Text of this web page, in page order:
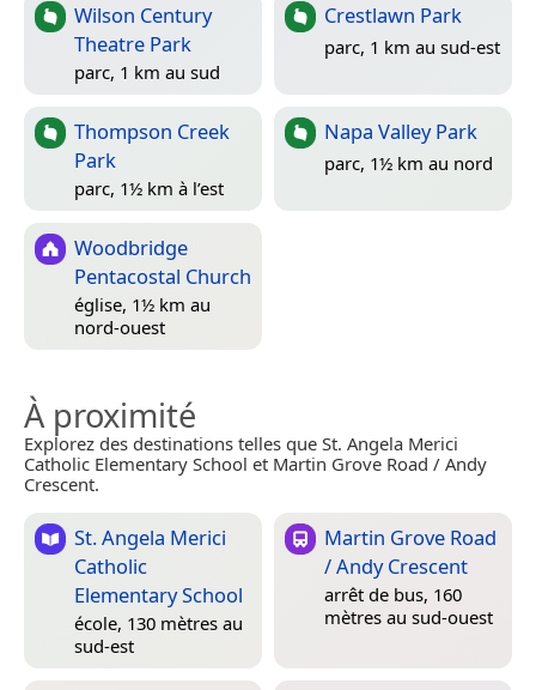
Wilson Century
Theatre Park
parc, 1 km au sud
Crestlawn Park
parc, 1 km au sud-est
Thompson Creek
Park
parc, 1½ km à l’est
Napa Valley Park
parc, 1½ km au nord
Woodbridge
Pentacostal Church
église, 1½ km au
nord-ouest
À proximité
Explorez des destinations telles que St. Angela Merici
Catholic Elementary School et Martin Grove Road / Andy
Crescent.
St. Angela Merici
Catholic
Elementary School
école, 130 mètres au
sud-est
Martin Grove Road
/ Andy Crescent
arrêt de bus, 160
mètres au sud-ouest